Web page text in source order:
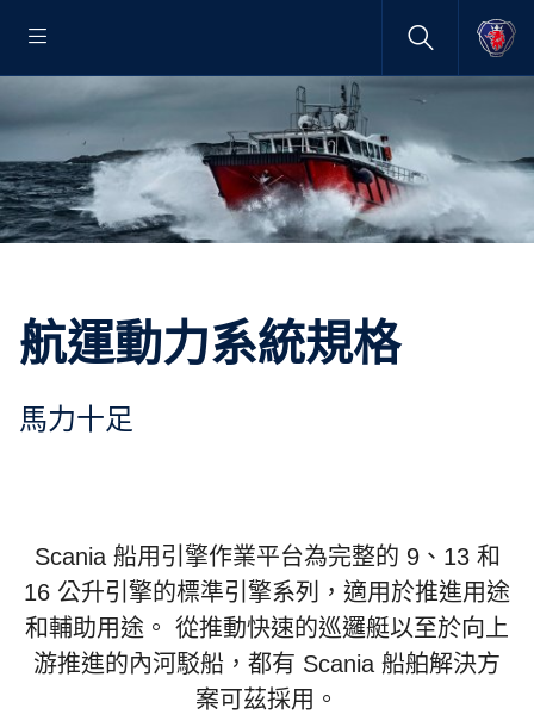
航運動力系統規格
馬力十足
Scania 船用引擎作業平台為完整的 9、13 和
16 公升引擎的標準引擎系列，適用於推進用途
和輔助用途。 從推動快速的巡邏艇以至於向上
游推進的內河駁船，都有 Scania 船舶解決方
案可茲採用。